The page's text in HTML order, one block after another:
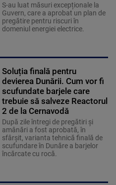
S-au luat măsuri excepționale la
Guvern, care a aprobat un plan de
pregătire pentru riscuri în
domeniul energiei electrice.
Soluția finală pentru
devierea Dunării. Cum vor fi
scufundate barjele care
trebuie să salveze Reactorul
2 de la Cernavodă
După zile întregi de pregătiri și
amânări a fost aprobată, în
sfârșit, varianta tehnică finală de
scufundare în Dunăre a barjelor
încărcate cu rocă.